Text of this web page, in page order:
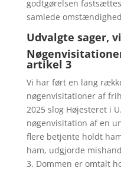
godtgørelsen
samlede
Udvalgte sager,
artikel 3
Vi har ført en lang
nøgenvisitationer af
2025 slog Højesteret i
nøgenvisitation af en
flere betjente holdt
ham, udgjorde
3. Dommen er omtalt